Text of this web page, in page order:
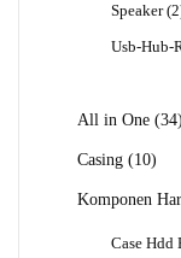
Speaker 2
Usb-Hub-
All in One 34
Casing
1010
Komponen
Case Hdd